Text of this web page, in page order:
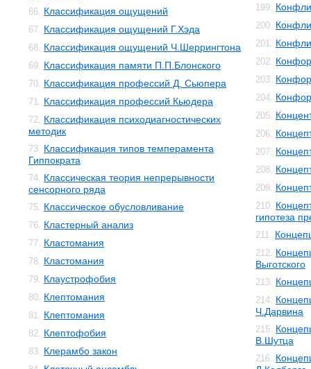
66. Классификация ощущений
67. Классификация ощущений Г.Хэда
68. Классификация ощущений Ч.Шеррингтона
69. Классификация памяти П.П.Блонского
70. Классификация профессий Д. Сьюпера
71. Классификация профессий Кьюдера
72. Классификация психодиагностических
методик
73. Классификация типов темперамента
Гиппократа
74. Классическая теория непрерывности
сенсорного ряда
75. Классическое обусловливание
76. Кластерный анализ
77. Кластомания
78. Кластомания
79. Клаустрофобия
80. Клептомания
81. Клептомания
82. Клептофобия
83. Клерамбо закон
199.
200.
201.
202.
203.
204.
205.
206.
207.
208.
209.
210.
гипотеза
211.
212.
Выготского
213.
214.
Ч.Дарвина
215.
В.Шутца
216.